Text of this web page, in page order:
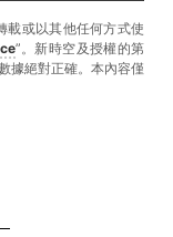
載或以其他任何方式使
”。新時空及授權的第
據絕對正確。本內容僅